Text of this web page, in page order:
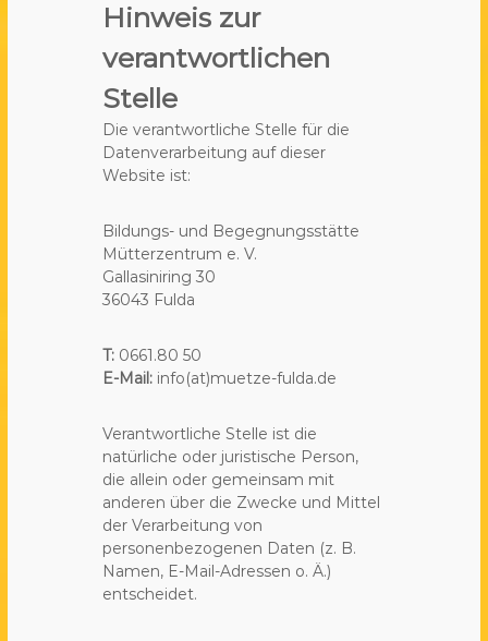
Hinweis zur
verantwortlichen
Stelle
Die verantwortliche Stelle für die
Datenverarbeitung auf dieser
Website ist:
Bildungs- und Begegnungsstätte
Mütterzentrum e. V.
Gallasiniring 30
36043 Fulda
T: 0661.80 50
E-Mail: info(at)muetze-fulda.de
Verantwortliche Stelle ist die
natürliche oder juristische Person,
die allein oder gemeinsam mit
anderen über die Zwecke und Mittel
der Verarbeitung von
personenbezogenen Daten (z. B.
Namen, E-Mail-Adressen o. Ä.)
entscheidet.